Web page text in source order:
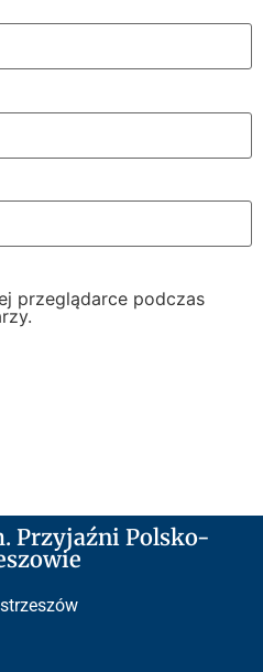
przeglądarce podczas
Przyjaźni Polsko-